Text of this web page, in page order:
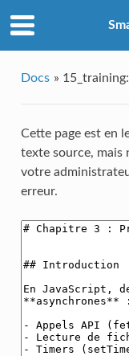
Docs »
Cette page est en
texte source, mais
votre
erreur.